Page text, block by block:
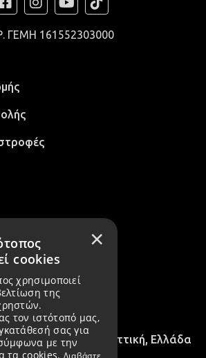
ΓΕΜΗ 161552303000
15, Νέα Ιωνία, Αττική, Ελλάδα
×
cookies
χρησιμοποιεί
της
τον ιστότοπό μας,
σας για
με την
τα cookies. Διαβάστε